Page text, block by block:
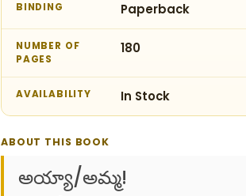
BINDING Paperback
NUMBER OF
PAGES
180
AVAILABILITY In Stock
ABOUT THIS BOOK
అయ్యా/అమ్మ!